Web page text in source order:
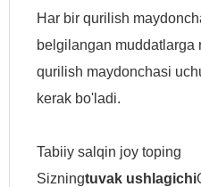
Har bir qurilish
belgilangan muddatlarga
qurilish maydonchasi
kerak bo'ladi.
Tabiiy salqin joy toping
Sizningtuvak ushlagichi